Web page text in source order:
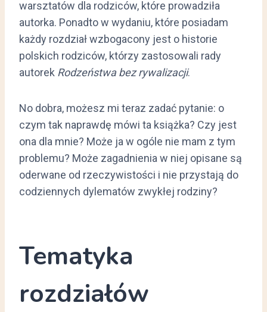
warsztatów dla rodziców, które prowadziła
autorka. Ponadto w wydaniu, które posiadam
każdy rozdział wzbogacony jest o historie
polskich rodziców, którzy zastosowali rady
autorek Rodzeństwa bez rywalizacji.
No dobra, możesz mi teraz zadać pytanie: o
czym tak naprawdę mówi ta książka? Czy jest
ona dla mnie? Może ja w ogóle nie mam z tym
problemu? Może zagadnienia w niej opisane są
oderwane od rzeczywistości i nie przystają do
codziennych dylematów zwykłej rodziny?
Tematyka
rozdziałów